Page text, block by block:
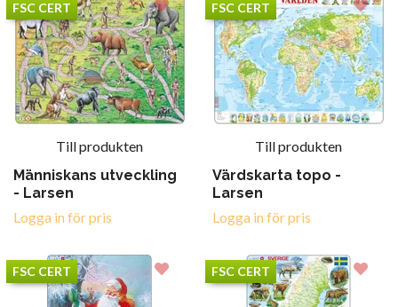
FSC CERT
Till produkten
Människans utveckling
- Larsen
Logga in för pris
FSC CERT
Till produkten
Värdskarta topo -
Larsen
Logga in för pris
FSC CERT FSC CERT